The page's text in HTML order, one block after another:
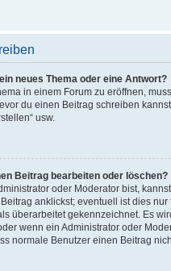
neues Thema oder eine Antwort?
in einem Forum zu eröffnen,
du einen Beitrag schreiben
usw.
Beitrag bearbeiten oder löschen?
oder Moderator bist,
anklickst; eventuell ist dies
überarbeitet gekennzeichnet. Es
wenn ein Administrator oder
normale Benutzer einen Beitrag